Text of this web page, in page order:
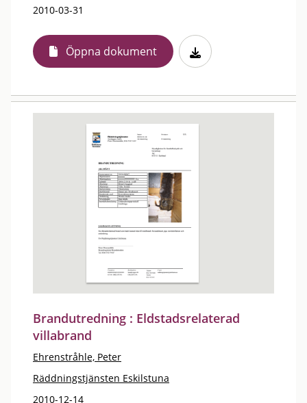
2010-03-31
Öppna dokument
Brandutredning : Eldstadsrelaterad
villabrand
Ehrenstråhle, Peter
Räddningstjänsten Eskilstuna
2010-12-14